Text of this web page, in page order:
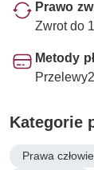
Prawo
Zwrot do
Metody
Kategorie
Prawa